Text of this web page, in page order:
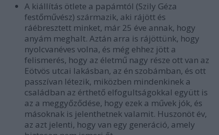
A kiállítás ötlete a papámtól (Szily Géza
festőművész) származik, aki rájött és
ráébresztett minket, már 25 éve annak, hogy
anyám meghalt. Aztán arra is rájöttünk, hogy
nyolcvanéves volna, és még ehhez jött a
felismerés, hogy az életmű nagy része ott van az
Eötvös utcai lakásban, az én szobámban, és ott
passzívan létezik, miközben mindenkinek a
családban az érthető elfogultságokkal együtt is
az a meggyőződése, hogy ezek a művek jók, és
másoknak is jelenthetnek valamit. Huszonöt év,
az azt jelenti, hogy van egy generáció, amely